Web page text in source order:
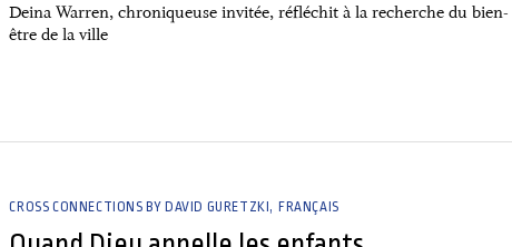
Deina Warren, chroniqueuse invitée, réfléchit à la recherche du bien-
être de la ville
CROSS CONNECTIONS BY DAVID GURETZKI FRANÇAIS